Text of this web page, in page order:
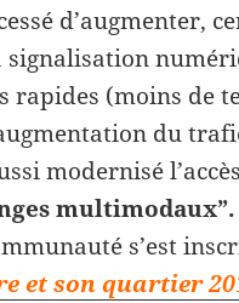
d’augmenter,
signalisation
rapides (moins de
du
modernisé
multimodaux”.
s’est
et son quartier